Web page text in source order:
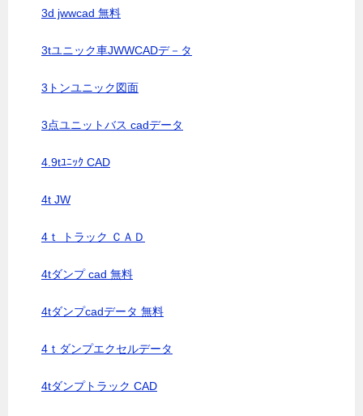
3d jwwcad 無料
3tユニック車JWWCADデ－タ
3トンユニック図面
3点ユニットバス cadデータ
4.9tﾕﾆｯｸ CAD
4t JW
4ｔ トラック ＣＡＤ
4tダンプ cad 無料
4tダンプcadデータ 無料
4ｔダンプエクセルデータ
4tダンプトラック CAD